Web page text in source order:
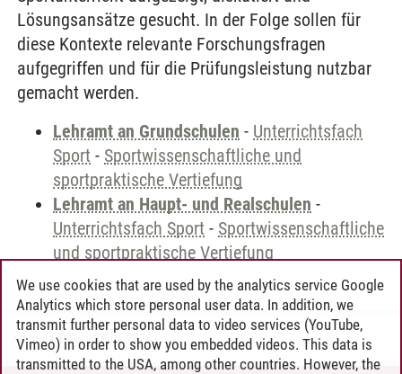
Lösungsansätze gesucht. In der Folge sollen für
diese Kontexte relevante Forschungsfragen
aufgegriffen und für die Prüfungsleistung nutzbar
gemacht werden.
Lehramt an Grundschulen - Unterrichtsfach
Sport - Sportwissenschaftliche und
sportpraktische Vertiefung
Lehramt an Haupt- und Realschulen -
Unterrichtsfach Sport - Sportwissenschaftliche
und sportpraktische Vertiefung
Andreea Tribel 30.06.2024
We use cookies that are used by the analytics service Google
Analytics which store personal user data. In addition, we
transmit further personal data to video services (YouTube,
Vimeo) in order to show you embedded videos. This data is
transmitted to the USA, among other countries. However, the